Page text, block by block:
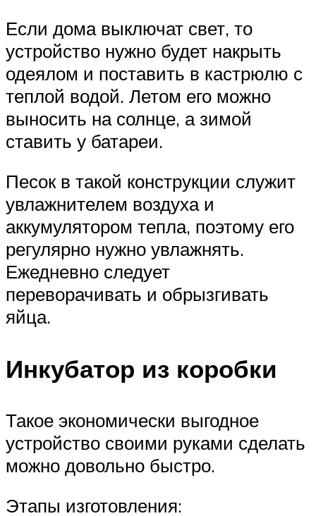
Если дома выключат свет, то
устройство нужно будет накрыть
одеялом и поставить в кастрюлю с
теплой водой. Летом его можно
выносить на солнце, а зимой
ставить у батареи.
Песок в такой конструкции служит
увлажнителем воздуха и
аккумулятором тепла, поэтому его
регулярно нужно увлажнять.
Ежедневно следует
переворачивать и обрызгивать
яйца.
Инкубатор из коробки
Такое экономически выгодное
устройство своими руками сделать
можно довольно быстро.
Этапы изготовления: